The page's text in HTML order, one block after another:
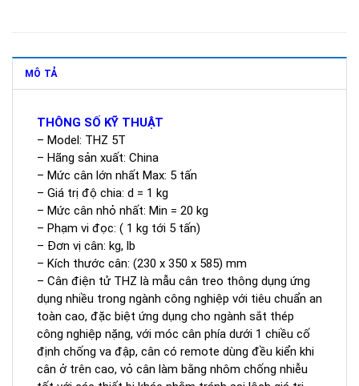
MÔ TẢ
THÔNG SỐ KỸ THUẬT
– Model: THZ 5T
– Hãng sản xuất: China
– Mức cân lớn nhất Max: 5 tấn
– Giá trị độ chia: d = 1 kg
– Mức cân nhỏ nhất: Min = 20 kg
– Phạm vi đọc: ( 1 kg tới 5 tấn)
– Đơn vị cân: kg, lb
– Kích thước cân: (230 x 350 x 585) mm
– Cân điện tử THZ là mẫu cân treo thông dụng ứng
dụng nhiều trong ngành công nghiệp với tiêu chuẩn an
toàn cao, đặc biệt ứng dụng cho ngành sắt thép
công nghiệp nặng, với móc cân phía dưới 1 chiều cố
định chống va đập, cân có remote dùng đều kiển khi
cân ở trên cao, vỏ cân làm bằng nhôm chống nhiễu